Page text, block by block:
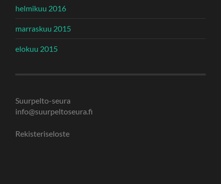
helmikuu 2016
marraskuu 2015
elokuu 2015
Suurpelto-seura
info@suurpeltoseura.fi
Rekisteriseloste